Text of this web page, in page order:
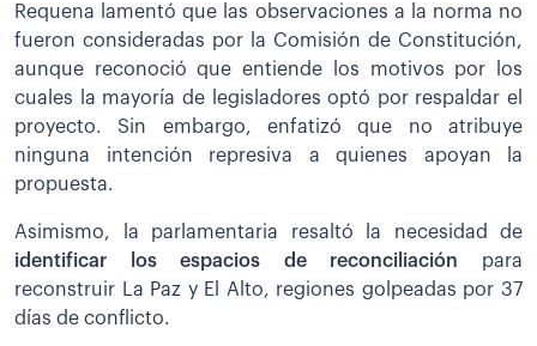
Requena lamentó que las observaciones a la norma no
fueron consideradas por la Comisión de Constitución,
aunque reconoció que entiende los motivos por los
cuales la mayoría de legisladores optó por respaldar el
proyecto. Sin embargo, enfatizó que no atribuye
ninguna intención represiva a quienes apoyan la
propuesta.
Asimismo, la parlamentaria resaltó la necesidad de
identificar los espacios de reconciliación para
reconstruir La Paz y El Alto, regiones golpeadas por 37
días de conflicto.